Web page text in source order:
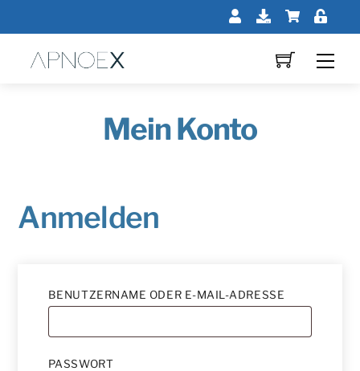
to
content
MeinDownloads
ShopLog
Mein Konto
Anmelden
BENUTZERNAME ODER E-MAIL-ADRESSE
PASSWORT